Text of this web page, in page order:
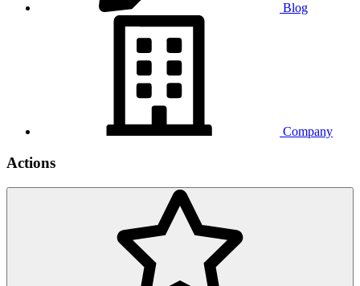
Blog
Company
Actions